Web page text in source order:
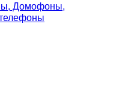
Домофоны,